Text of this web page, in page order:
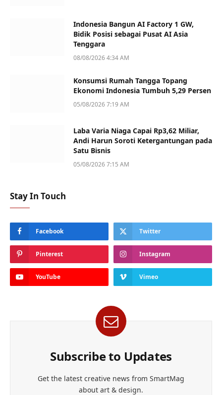
Indonesia Bangun AI Factory 1 GW,
Bidik Posisi sebagai Pusat AI Asia
Tenggara
08/08/2026 4:34 AM
Konsumsi Rumah Tangga Topang
Ekonomi Indonesia Tumbuh 5,29 Persen
05/08/2026 7:19 AM
Laba Varia Niaga Capai Rp3,62 Miliar,
Andi Harun Soroti Ketergantungan pada
Satu Bisnis
05/08/2026 7:15 AM
Stay In Touch
Facebook Twitter
Pinterest Instagram
YouTube Vimeo
Subscribe to Updates
Get the latest creative news from SmartMag
about art & design.